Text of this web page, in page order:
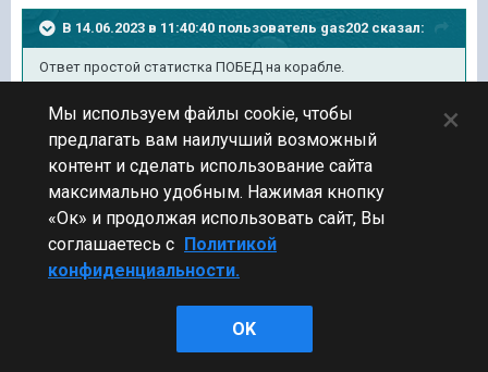
В 14.06.2023 в 11:40:40 пользователь gas202 сказал:
Ответ простой статистка ПОБЕД на корабле.
Мы используем файлы cookie, чтобы
предлагать вам наилучший возможный
контент и сделать использование сайта
максимально удобным. Нажимая кнопку
«Ок» и продолжая использовать сайт, Вы
соглашаетесь с Политикой
конфиденциальности.
OK
×